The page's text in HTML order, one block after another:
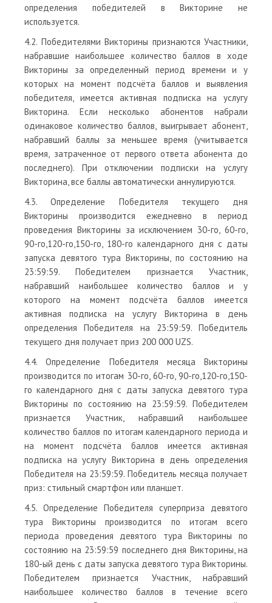
определения победителей в Викторине не
используется.
4.2. Победителями Викторины признаются Участники,
набравшие наибольшее количество баллов в ходе
Викторины за определенный период времени и у
которых на момент подсчёта баллов и выявления
победителя, имеется активная подписка на услугу
Викторина. Если несколько абонентов набрали
одинаковое количество баллов, выигрывает абонент,
набравший баллы за меньшее время (учитывается
время, затраченное от первого ответа абонента до
последнего). При отключении подписки на услугу
Викторина, все баллы автоматически аннулируются.
4.3. Определение Победителя текущего дня
Викторины производится ежедневно в период
проведения Викторины за исключением 30-го, 60-го,
90-го,120-го,150-го, 180-го календарного дня с даты
запуска девятого тура Викторины, по состоянию на
23:59:59. Победителем признается Участник,
набравший наибольшее количество баллов и у
которого на момент подсчёта баллов имеется
активная подписка на услугу Викторина в день
определения Победителя на 23:59:59. Победитель
текущего дня получает приз 200 000 UZS.
4.4. Определение Победителя месяца Викторины
производится по итогам 30-го, 60-го, 90-го,120-го,150-
го календарного дня с даты запуска девятого тура
Викторины по состоянию на 23:59:59. Победителем
признается Участник, набравший наибольшее
количество баллов по итогам календарного периода и
на момент подсчёта баллов имеется активная
подписка на услугу Викторина в день определения
Победителя на 23:59:59. Победитель месяца получает
приз: стильный смартфон или планшет.
4.5. Определение Победителя суперприза девятого
тура Викторины производится по итогам всего
периода проведения девятого тура Викторины по
состоянию на 23:59:59 последнего дня Викторины, на
180-ый день с даты запуска девятого тура Викторины.
Победителем признается Участник, набравший
наибольшее количество баллов в течение всего